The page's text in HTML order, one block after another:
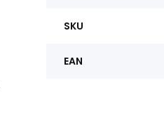
SKU
EAN